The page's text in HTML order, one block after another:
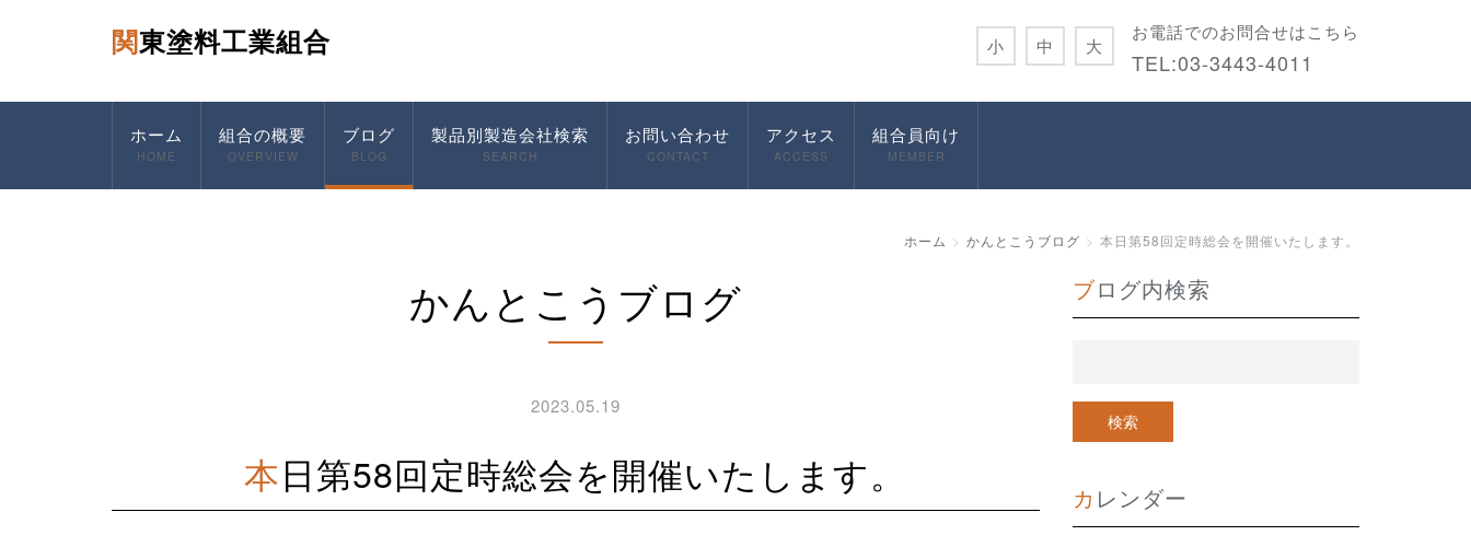
関東塗料工業組合 お電話でのお問合せはこちら
TEL:03-3443-4011
小 中 大
ホーム
HOME
組合の概要
OVERVIEW
ブログ
BLOG
製品別製造会社検索
SEARCH
お問い合わせ
CONTACT
アクセス
ACCESS
組合員向け
MEMBER
ホーム かんとこうブログ 本日第58回定時総会を開催いたします。
かんとこうブログ
2023.05.19
本日第58回定時総会を開催いたします。
ブログ内検索
カレンダー